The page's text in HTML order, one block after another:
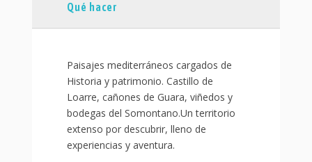
Qué hacer
Paisajes mediterráneos cargados de
Historia y patrimonio. Castillo de
Loarre, cañones de Guara, viñedos y
bodegas del Somontano.Un territorio
extenso por descubrir, lleno de
experiencias y aventura.